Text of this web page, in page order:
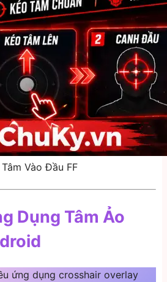
Vào Đầu FF
Dụng Tâm Ảo
ứng dụng crosshair overlay